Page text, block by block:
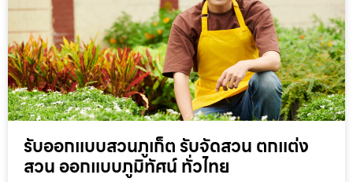
รับออกแบบสวนภูเก็ต รับจัดสวน ตกแต่ง
สวน ออกแบบภูมิทัศน์ ทั่วไทย